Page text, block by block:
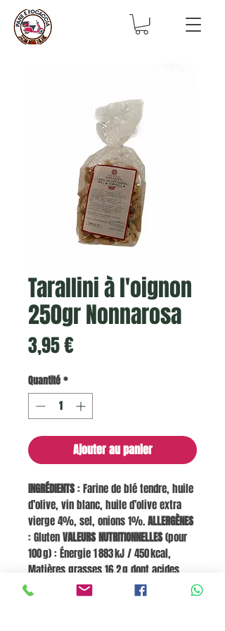
Tarallini à l'oignon
250gr Nonnarosa
3,95 €Prix
Quantité*
Ajouter au panier
INGRÉDIENTS: Farine de blé tendre, huile
d’olive, vin blanc, huile d’olive extra
vierge 4%, sel, onions 1%.ALLERGÈNES
: GlutenVALEURS NUTRITIONNELLES(pour
100 g) : Énergie 1 883 kJ / 450 kcal,
Matières grasses 16,2 g dont acides
gras saturés 2,7 g, Glucides 64,3 g dont